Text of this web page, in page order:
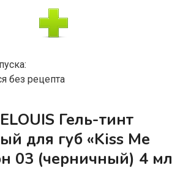
без рецепта
Гель-тинт
для губ «Kiss Me
03 (черничный) 4 мл